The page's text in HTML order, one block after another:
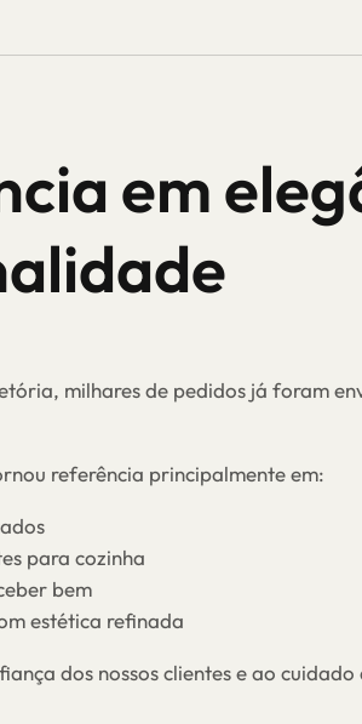
em
milhares de pedidos já foram
referência principalmente em:
para cozinha
bem
estética refinada
dos nossos clientes e ao